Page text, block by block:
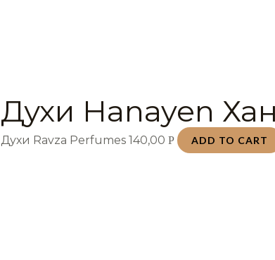
Духи Hanayen
Духи Ravza Perfumes140,00Р ADD TO CART